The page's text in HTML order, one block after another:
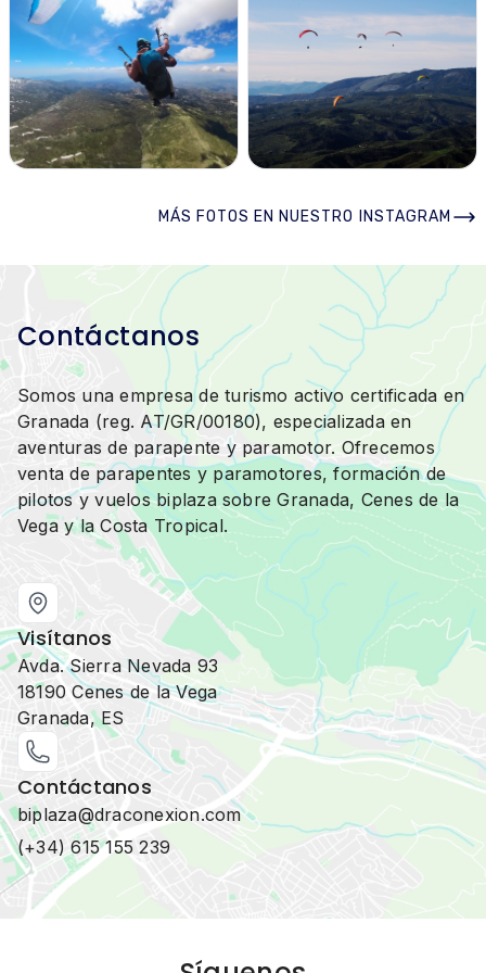
MÁS FOTOS EN NUESTRO INSTAGRAM
Contáctanos
Somos una empresa de turismo activo certificada en
Granada (reg. AT/GR/00180), especializada en
aventuras de parapente y paramotor. Ofrecemos
venta de parapentes y paramotores, formación de
pilotos y vuelos biplaza sobre Granada, Cenes de la
Vega y la Costa Tropical.
Visítanos
Avda. Sierra Nevada 93
18190 Cenes de la Vega
Granada, ES
Contáctanos
biplaza@draconexion.com
(+34) 615 155 239